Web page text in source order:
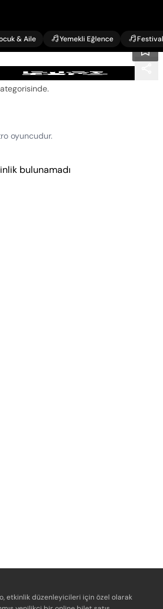
& Aile Yemekli Eğlence Festival
.
oyuncudur.
bulunamadı
etkinlik düzenleyicileri için özel olarak